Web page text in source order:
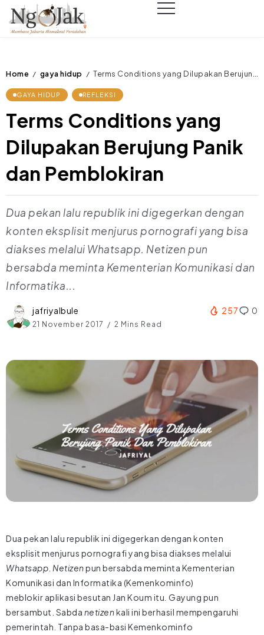
Home / gaya hidup / Terms Conditions yang Dilupakan Berujung Panik dan Pemblokiran
GAYA HIDUP REFLEKSI
Terms Conditions yang
Dilupakan Berujung Panik
dan Pemblokiran
Dua pekan lalu republik ini digegerkan dengan
konten eksplisit menjurus pornografi yang bisa
diakses melalui Whatsapp. Netizen pun
bersabda meminta Kementerian Komunikasi dan
Informatika...
jafriyalbule
21 November 2017 2 Mins Read
257 0
Dua pekan lalu republik ini digegerkan dengan konten
eksplisit menjurus pornografi yang bisa diakses melalui
Whatsapp Netizenpun bersabda meminta Kementerian
Komunikasi dan Informatika (Kemenkominfo)
meblokir aplikasi besutan Jan Koum itu Gayung pun
bersambut. Sabda netizenkali ini berhasil mempengaruhi
pemerintah. Tanpa basa-basi Kemenkominfo